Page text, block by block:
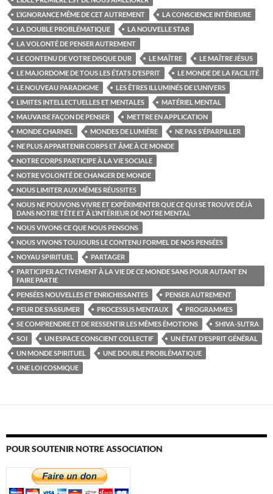
L’IGNORANCE MÊME DE CET AUTREMENT
LA CONSCIENCE INTÉRIEURE
LA DOUBLE PROBLÉMATIQUE
LA NOUVELLE STAR
LA VOLONTÉ DE PENSER AUTREMENT
LE CONTENU DE VOTRE DISQUE DUR
LE MAÎTRE
LE MAÎTRE JÉSUS
LE MAJORDOME DE TOUS LES ÉTATS D’ESPRIT
LE MONDE DE LA FACILITÉ
LE NOUVEAU PARADIGME
LES ÊTRES ILLUMINÉS DE L’UNIVERS
LIMITES INTELLECTUELLES ET MENTALES
MATÉRIEL MENTAL
MAUVAISE FAÇON DE PENSER
METTRE EN APPLICATION
MONDE CHARNEL
MONDES DE LUMIÈRE
NE PAS S’ÉPARPILLER
NE PLUS APPARTENIR CORPS ET ÂME À CE MONDE
NOTRE CORPS PARTICIPE À LA VIE SOCIALE
NOTRE VOLONTÉ DE CHANGER DE MONDE
NOUS LIMITER AUX MÊMES RÉUSSITES
NOUS NE POUVONS VIVRE ET EXPÉRIMENTER QUE CE QUI SE TROUVE DÉJÀ
DANS NOTRE TÊTE ET À L’INTÉRIEUR DE NOTRE MENTAL
NOUS VIVONS CE QUE NOUS PENSONS
NOUS VIVONS TOUJOURS LE CONTENU FORMEL DE NOS PENSÉES
NOYAU SPIRITUEL
PARTAGER
PARTICIPER ACTIVEMENT À LA VIE DE CE MONDE SANS POUR AUTANT EN
FAIRE PARTIE
PENSÉES NOUVELLES ET ENRICHISSANTES
PENSER AUTREMENT
PEUR DE S’ASSUMER
PROCESSUS MENTAUX
PROGRAMMES
SE COMPRENDRE ET DE RESSENTIR LES MÊMES ÉMOTIONS
SHIVA-SUTRA
SOI
UN ESPACE CONSCIENT COLLECTIF
UN ÉTAT D’ESPRIT GÉNÉRAL
UN MONDE SPIRITUEL
UNE DOUBLE PROBLÉMATIQUE
UNE LOI COSMIQUE
POUR SOUTENIR NOTRE ASSOCIATION